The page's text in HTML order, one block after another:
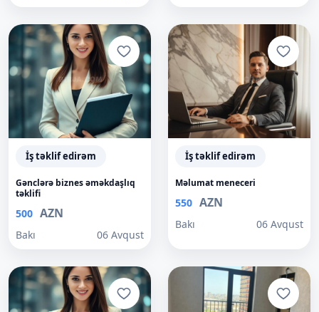
İş təklif edirəm
Gənclərə biznes əməkdaşlıq
təklifi
500 AZN
Bakı 06 Avqust
İş təklif edirəm
Məlumat meneceri
550 AZN
Bakı 06 Avqust